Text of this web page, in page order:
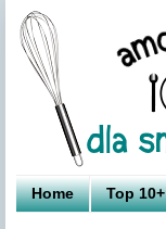
Home Top 10+